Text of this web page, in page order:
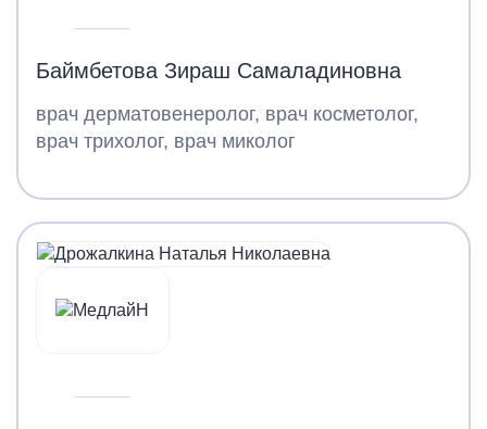
Баймбетова Зираш Самаладиновна
врач дерматовенеролог, врач косметолог,
врач трихолог, врач миколог